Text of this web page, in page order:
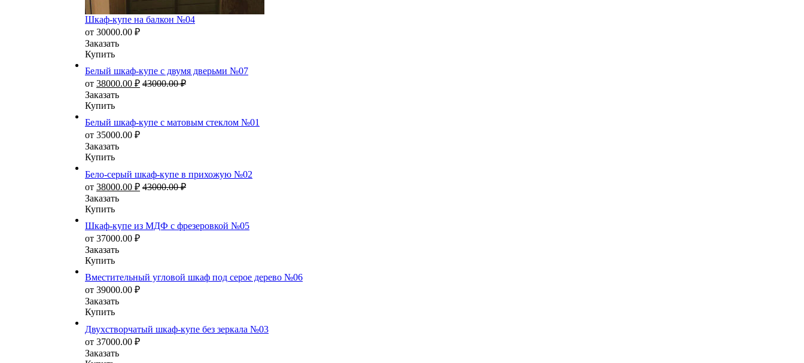
Шкаф-купе на балкон №04
от 30000.00 ₽
Заказать
Купить
Белый шкаф-купе с двумя дверьми №07
от 38000.00 ₽ 43000.00₽
Заказать
Купить
Белый шкаф-купе с матовым стеклом №01
от 35000.00 ₽
Заказать
Купить
Бело-серый шкаф-купе в прихожую №02
от 38000.00 ₽ 43000.00₽
Заказать
Купить
Шкаф-купе из МДФ с фрезеровкой №05
от 37000.00 ₽
Заказать
Купить
Вместительный угловой шкаф под серое дерево №06
от 39000.00 ₽
Заказать
Купить
Двухстворчатый шкаф-купе без зеркала №03
от 37000.00 ₽
Заказать